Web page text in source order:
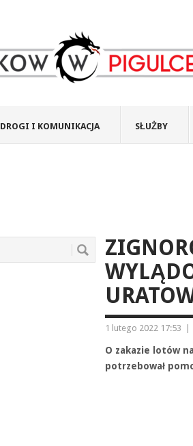
DROGI I KOMUNIKACJA SŁUŻBY
1 lutego 2022 17:53
O zakazie lotów
potrzebował